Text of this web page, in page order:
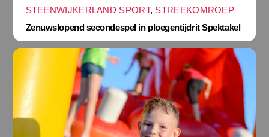
STEENWIJKERLAND SPORT, STREEKOMROEP
Zenuwslopend secondespel in ploegentijdrit Spektakel